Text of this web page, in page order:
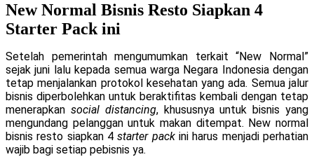
New Normal Bisnis Resto Siapkan 4
Starter Pack ini
Setelah pemerintah mengumumkan terkait “New Normal”
sejak juni lalu kepada semua warga Negara Indonesia dengan
tetap menjalankan protokol kesehatan yang ada. Semua jalur
bisnis diperbolehkan untuk beraktifitas kembali dengan tetap
menerapkan social distancing, khususnya untuk bisnis yang
mengundang pelanggan untuk makan ditempat. New normal
bisnis resto siapkan 4starter packini harus menjadi perhatian
wajib bagi setiap pebisnis ya.